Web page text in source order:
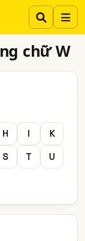
chữ W
H I
K
S T
U